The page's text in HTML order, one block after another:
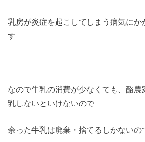
乳房が炎症を起こしてしまう病気にか
す
なので牛乳の消費が少なくても、酪農
乳しないといけないので
余った牛乳は廃棄・捨てるしかないの